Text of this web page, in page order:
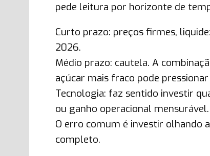
pede leitura por horizonte de
Curto prazo: preços firmes,
2026.
Médio prazo: cautela. A
açúcar mais fraco pode
Tecnologia: faz sentido investir
ou ganho operacional mensurável.
O erro comum é investir olhando
completo.